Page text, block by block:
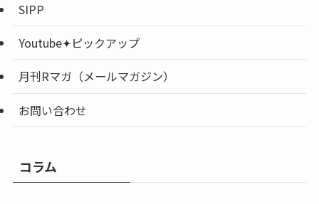
SIPP
Youtube✦ピックアップ
月刊Rマガ（メールマガジン）
お問い合わせ
コラム